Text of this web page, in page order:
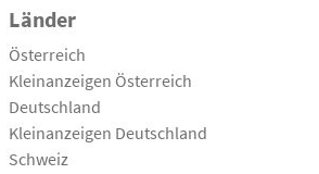
Länder
Österreich
Kleinanzeigen Österreich
Deutschland
Kleinanzeigen Deutschland
Schweiz